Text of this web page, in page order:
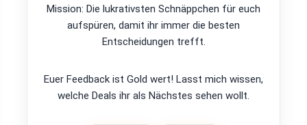
Mission: Die lukrativsten Schnäppchen für euch
aufspüren, damit ihr immer die besten
Entscheidungen trefft.
Euer Feedback ist Gold wert! Lasst mich wissen,
welche Deals ihr als Nächstes sehen wollt.